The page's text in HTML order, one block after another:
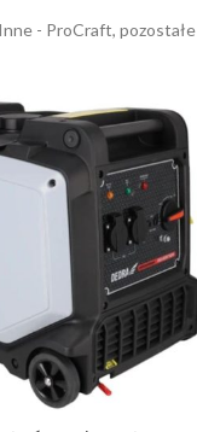
Inne - ProCraft, pozostałe